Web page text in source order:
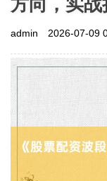
方向，实战
admin 2026-07-09